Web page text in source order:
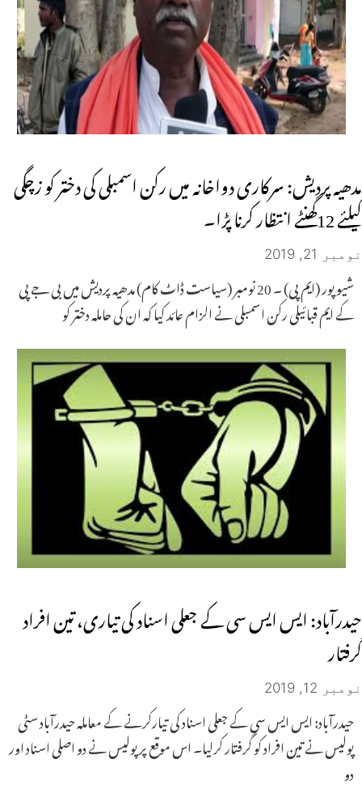
مدھیہ پردیش: سرکاری دواخانہ میں رکن اسمبلی کی دختر کو زچگی
کیلئے 12گھنٹے انتظار کرنا پڑا۔
نومبر 21, 2019
شیوپور (ایم پی) ۔ 20 نومبر (سیاست ڈاٹ کام) مدھیہ پردیش میں بی جے پی
کے ایم قبائیلی رکن اسمبلی نے الزام عائد کیا کہ ان کی حاملہ دختر کو
حیدرآباد: ایس ایس سی کے جعلی اسناد کی تیاری، تین افراد
گرفتار
نومبر 12, 2019
حیدرآباد: ایس ایس سی کے جعلی اسناد کی تیارکرنے کے معاملہ حیدرآباد سٹی
پولیس نے تین افراد کو گرفتار کرلیا۔ اس موقع پر پولیس نے دو اصلی اسناد اور
دو